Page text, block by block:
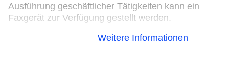
Ausführung geschäftlicher Tätigkeiten kann ein
Faxgerät zur Verfügung gestellt werden.
Weitere Informationen